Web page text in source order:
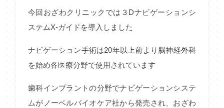
今回おざわクリニックでは３Dナビゲーションシ
ステムX-ガイドを導入しました
ナビゲーション手術は20年以上前より脳神経外科
を始め各医療分野で使用されています
歯科インプラントの分野でナビゲーションシステ
ムがノーベルバイオケア社から発売され、おざわ